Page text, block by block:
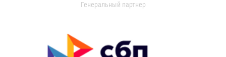
Генеральный партнер